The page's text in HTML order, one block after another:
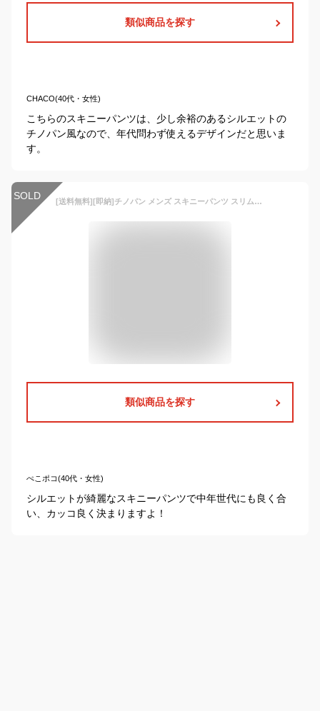
類似商品を探す
CHACO(40代・女性)
こちらのスキニーパンツは、少し余裕のあるシルエットの
チノパン風なので、年代問わず使えるデザインだと思いま
す。
SOLD [送料無料][即納]チノパン メンズ スキニーパンツ スリム 細身 大きいサイズ ストレッチ 春夏 5色 ズボン ロングパンツ ボトムス カジュアル 綿 美脚 おしゃれチノパン メンズ ボトムス スキニー ストレッチ 細身 タイト スタイリッシュ パンツ カツラギ
類似商品を探す
ぺこポコ(40代・女性)
シルエットが綺麗なスキニーパンツで中年世代にも良く合
い、カッコ良く決まりますよ！